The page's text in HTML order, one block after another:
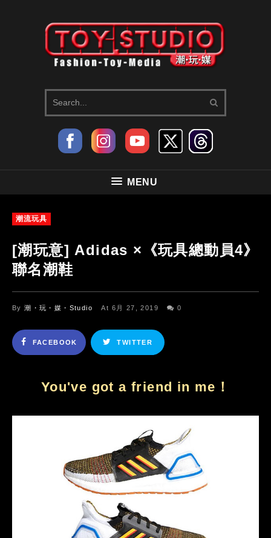
MENU
潮流玩具
[潮玩意] Adidas ×《玩具總動員4》
聯名潮鞋
By潮・玩・媒・Studio At 6月 27, 2019 0
FACEBOOK TWITTER
You've got a friend in me！